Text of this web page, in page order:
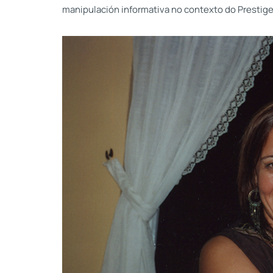
manipulación informativa no contexto do